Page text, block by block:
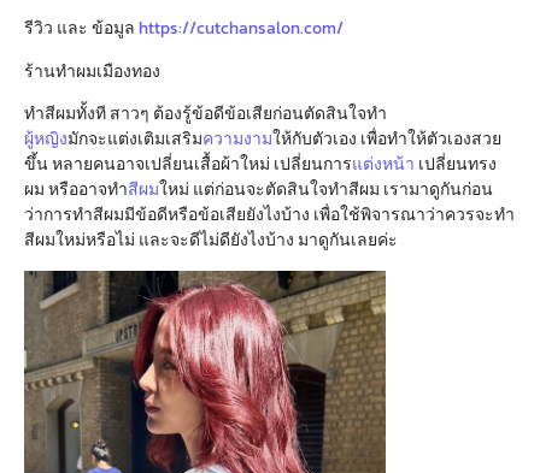
รีวิว และ ข้อมูล https://cutchansalon.com/
ร้านทำผมเมืองทอง
ทำสีผมทั้งที สาวๆ ต้องรู้ข้อดีข้อเสียก่อนตัดสินใจทำ
ผู้หญิงมักจะแต่งเติมเสริมความงามให้กับตัวเอง เพื่อทำให้ตัวเองสวย
ขึ้น หลายคนอาจเปลี่ยนเสื้อผ้าใหม่ เปลี่ยนการแต่งหน้า เปลี่ยนทรง
ผม หรืออาจทำสีผมใหม่ แต่ก่อนจะตัดสินใจทำสีผม เรามาดูกันก่อน
ว่าการทำสีผมมีข้อดีหรือข้อเสียยังไงบ้าง เพื่อใช้พิจารณาว่าควรจะทำ
สีผมใหม่หรือไม่ และจะดีไม่ดียังไงบ้าง มาดูกันเลยค่ะ